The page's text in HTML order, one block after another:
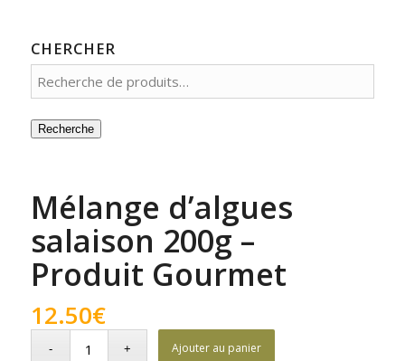
CHERCHER
Recherche
Mélange d’algues
salaison 200g –
Produit Gourmet
12.50€
Ajouter au panier